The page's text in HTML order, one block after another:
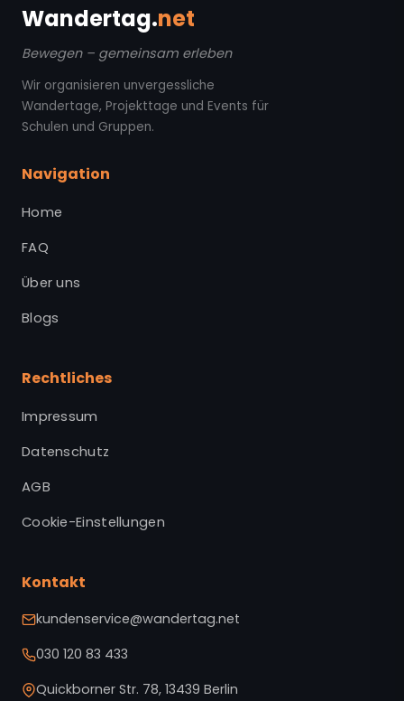
Wandertag.net
Bewegen – gemeinsam erleben
Wir organisieren unvergessliche
Wandertage, Projekttage und Events für
Schulen und Gruppen.
Navigation
Home
FAQ
Über uns
Blogs
Rechtliches
Impressum
Datenschutz
AGB
Cookie-Einstellungen
Kontakt
kundenservice@wandertag.net
030 120 83 433
Quickborner Str. 78, 13439 Berlin